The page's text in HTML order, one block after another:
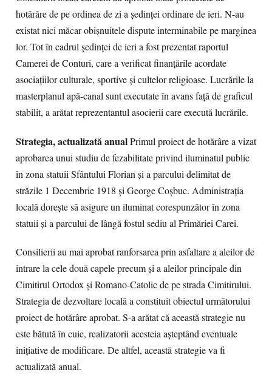
hotărâre de pe ordinea de zi a şedinţei ordinare de ieri. N-au
existat nici măcar obişnuitele dispute interminabile pe marginea
lor. Tot în cadrul şedinţei de ieri a fost prezentat raportul
Camerei de Conturi, care a verificat finanţările acordate
asociaţiilor culturale, sportive şi cultelor religioase. Lucrările la
masterplanul apă-canal sunt executate în avans faţă de graficul
stabilit, a arătat reprezentantul asocierii care execută lucrările.
Strategia, actualizată anualPrimul proiect de hotărâre a vizat
aprobarea unui studiu de fezabilitate privind iluminatul public
în zona statuii Sfântului Florian și a parcului delimitat de
străzile 1 Decembrie 1918 și George Coșbuc. Administraţia
locală doreşte să asigure un iluminat corespunzător în zona
statuii şi a parcului de lângă fostul sediu al Primăriei Carei.
Consilierii au mai aprobat ranforsarea prin asfaltare a aleilor de
intrare la cele două capele precum și a aleilor principale din
Cimitirul Ortodox și Romano-Catolic de pe strada Cimitirului.
Strategia de dezvoltare locală a constituit obiectul următorului
proiect de hotărâre aprobat. S-a arătat că această strategie nu
este bătută în cuie, realizatorii acesteia aşteptând eventuale
iniţiative de modificare. De altfel, această strategie va fi
actualizată anual.